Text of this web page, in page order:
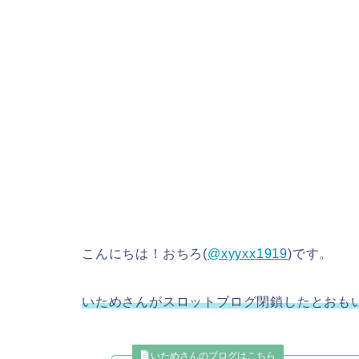
こんにちは！おちろ(@xyyxx1919)です。
いためさんがスロットブログ閉鎖したとおも
いためさんのブログはこちら